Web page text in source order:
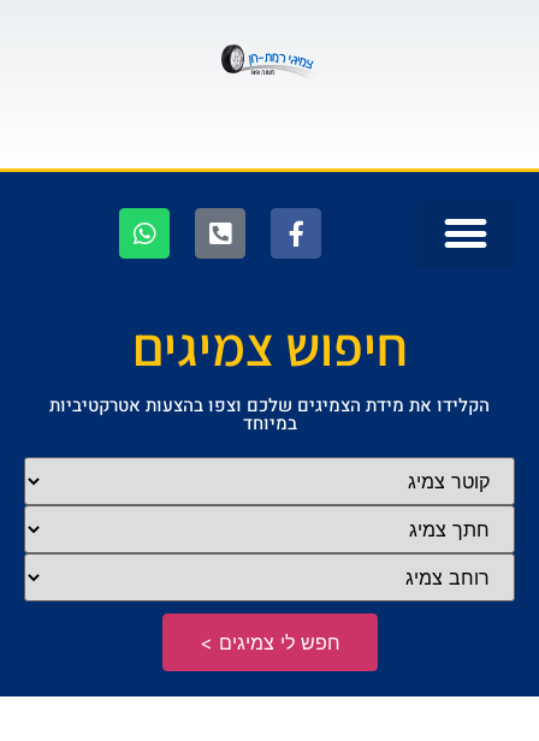
חיפוש צמיגים
הקלידו את מידת הצמיגים שלכם וצפו בהצעות אטרקטיביות
במיוחד
חפש לי צמיגים >